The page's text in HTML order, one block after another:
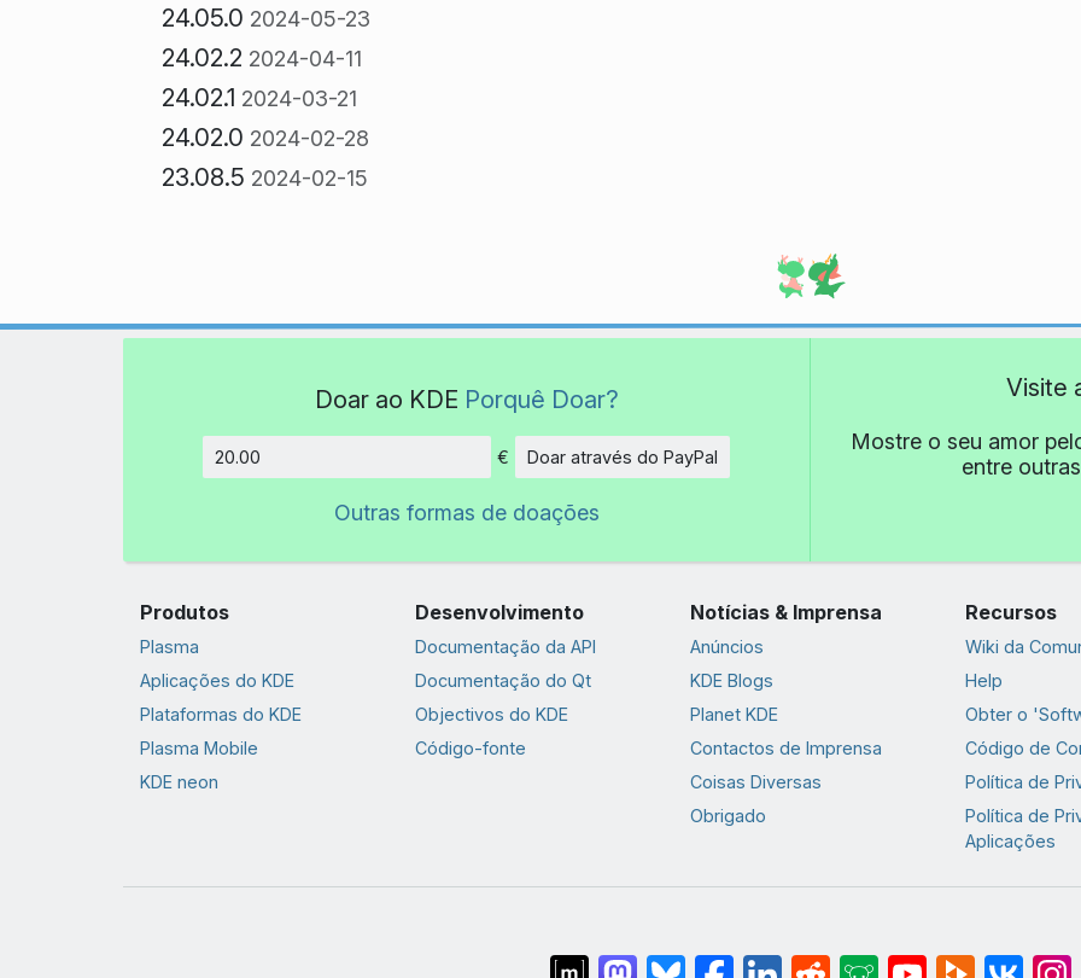
24.05.0 2024-05-23
24.02.2 2024-04-11
24.02.1 2024-03-21
24.02.0 2024-02-28
23.08.5 2024-02-15
Doar ao KDE Porquê Doar?
Montante
€ Doar através do PayPal
Outras formas de doações
Visite
Mostre o seu amor
entre
Produtos
Plasma
Aplicações do KDE
Plataformas do KDE
Plasma Mobile
KDE neon
Desenvolvimento
Documentação da API
Documentação do Qt
Objectivos do KDE
Código-fonte
Notícias & Imprensa
Anúncios
KDE Blogs
Planet KDE
Contactos de Imprensa
Coisas Diversas
Obrigado
Recursos
Wiki da
Help
Obter o
Código de
Política de
Política de
Aplicações